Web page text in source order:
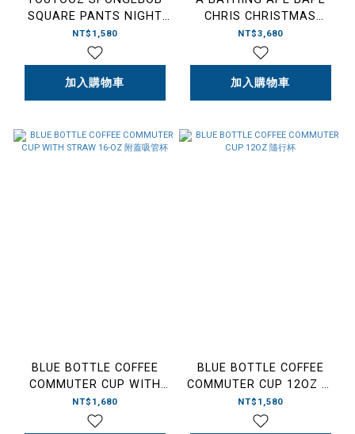
SQUARE PANTS NIGHT
LIGHT 海綿寶寶 小夜燈
NT$1,580
加入購物車
CHRIS CHRISTMAS
STOCKING 聖誕
襪-001NVL701302M
NT$3,680
加入購物車
BLUE BOTTLE COFFEE
COMMUTER CUP WITH
STRAW 16-OZ 附蓋吸管杯
NT$1,680
BLUE BOTTLE COFFEE
COMMUTER CUP 12OZ 隨
行杯
NT$1,580